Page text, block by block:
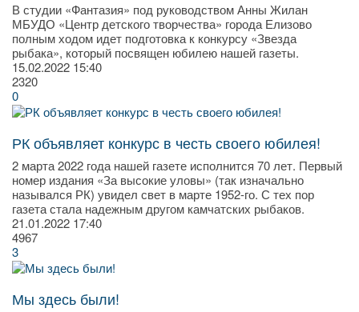
В студии «Фантазия» под руководством Анны Жилан
МБУДО «Центр детского творчества» города Елизово
полным ходом идет подготовка к конкурсу «Звезда
рыбака», который посвящен юбилею нашей газеты.
15.02.2022 15:40
2320
0
РК объявляет конкурс в честь своего юбилея!
2 марта 2022 года нашей газете исполнится 70 лет. Первый
номер издания «За высокие уловы» (так изначально
назывался РК) увидел свет в марте 1952-го. С тех пор
газета стала надежным другом камчатских рыбаков.
21.01.2022 17:40
4967
3
Мы здесь были!